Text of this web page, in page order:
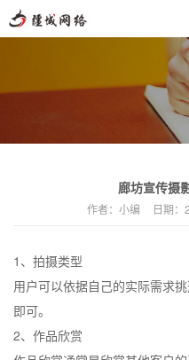
廊坊宣传摄
作者： 小编 日期：
1、拍摄类型
用户可以依据自己的实际需求
即可。
2、作品欣赏